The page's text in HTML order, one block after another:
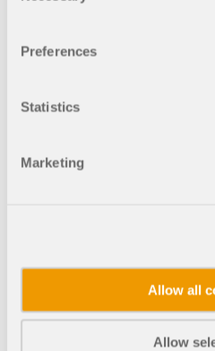
Preferences
Statistics
Marketing
Allow all
Allow
Bei der Brandkatastrophe
von ca. einer Milliarde
begann der Prozess. Er
Insgesamt waren neun
Jahren wurde der Prozess